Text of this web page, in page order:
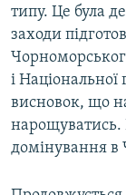
типу. Це була
заходи
і
висновок, що
нарощуватись.
домінування в